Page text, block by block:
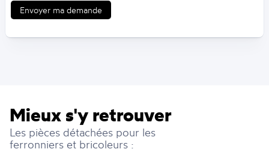
Envoyer ma demande
Mieux s'y retrouver
Les pièces détachées pour les
ferronniers et bricoleurs :